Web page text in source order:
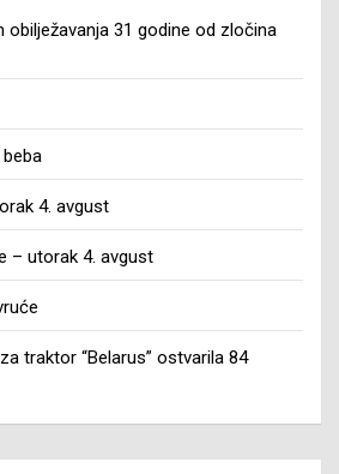
obilježavanja 31 godine od zločina
4. avgust
– utorak 4. avgust
traktor “Belarus” ostvarila 84